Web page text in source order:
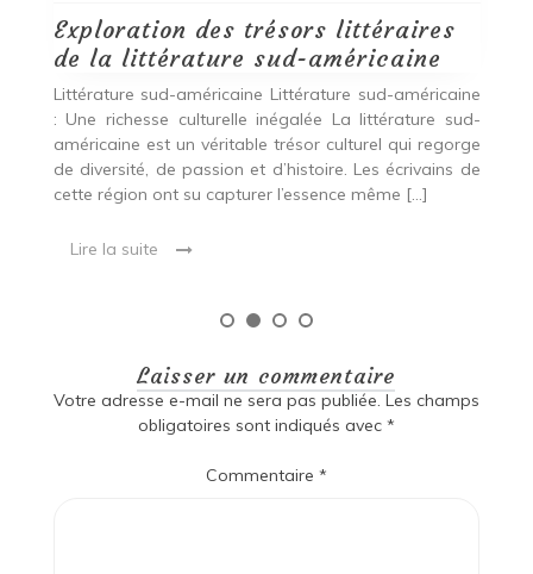
Lire la suite
Laisser un commentaire
Votre adresse e-mail ne sera pas publiée. Les champs
obligatoires sont indiqués avec *
Commentaire *